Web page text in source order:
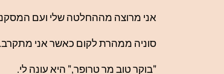
אני מרוצה מההחלטה שלי ועם
סוניה ממהרת לקום כאשר אני מתקרב.
"בוקר טוב מר טרופר," היא עונה לי.